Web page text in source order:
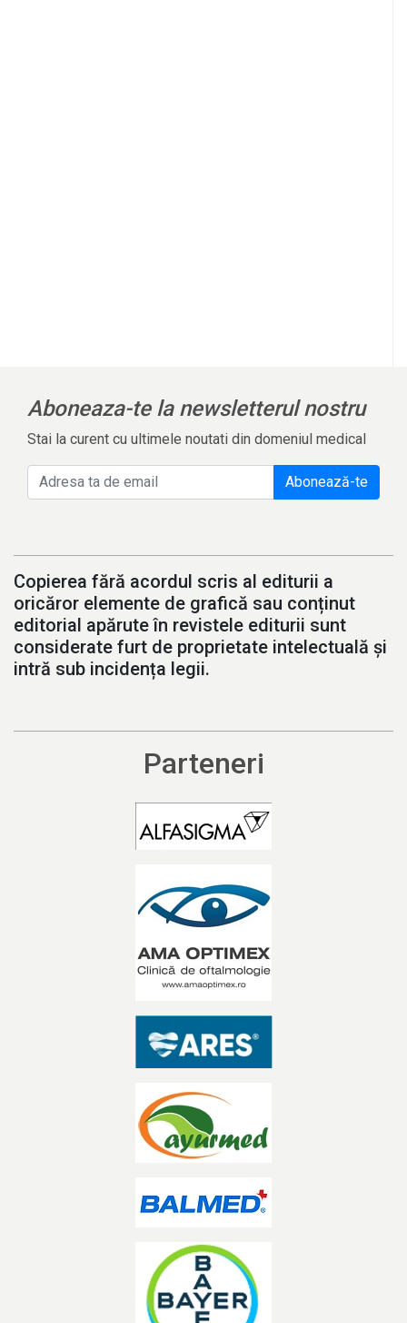
Aboneaza-te la newsletterul nostru
Stai la curent cu ultimele noutati din domeniul medical
Abonează-te
Copierea fără acordul scris al editurii a
oricăror elemente de grafică sau conținut
editorial apărute în revistele editurii sunt
considerate furt de proprietate intelectuală și
intră sub incidența legii.
Parteneri